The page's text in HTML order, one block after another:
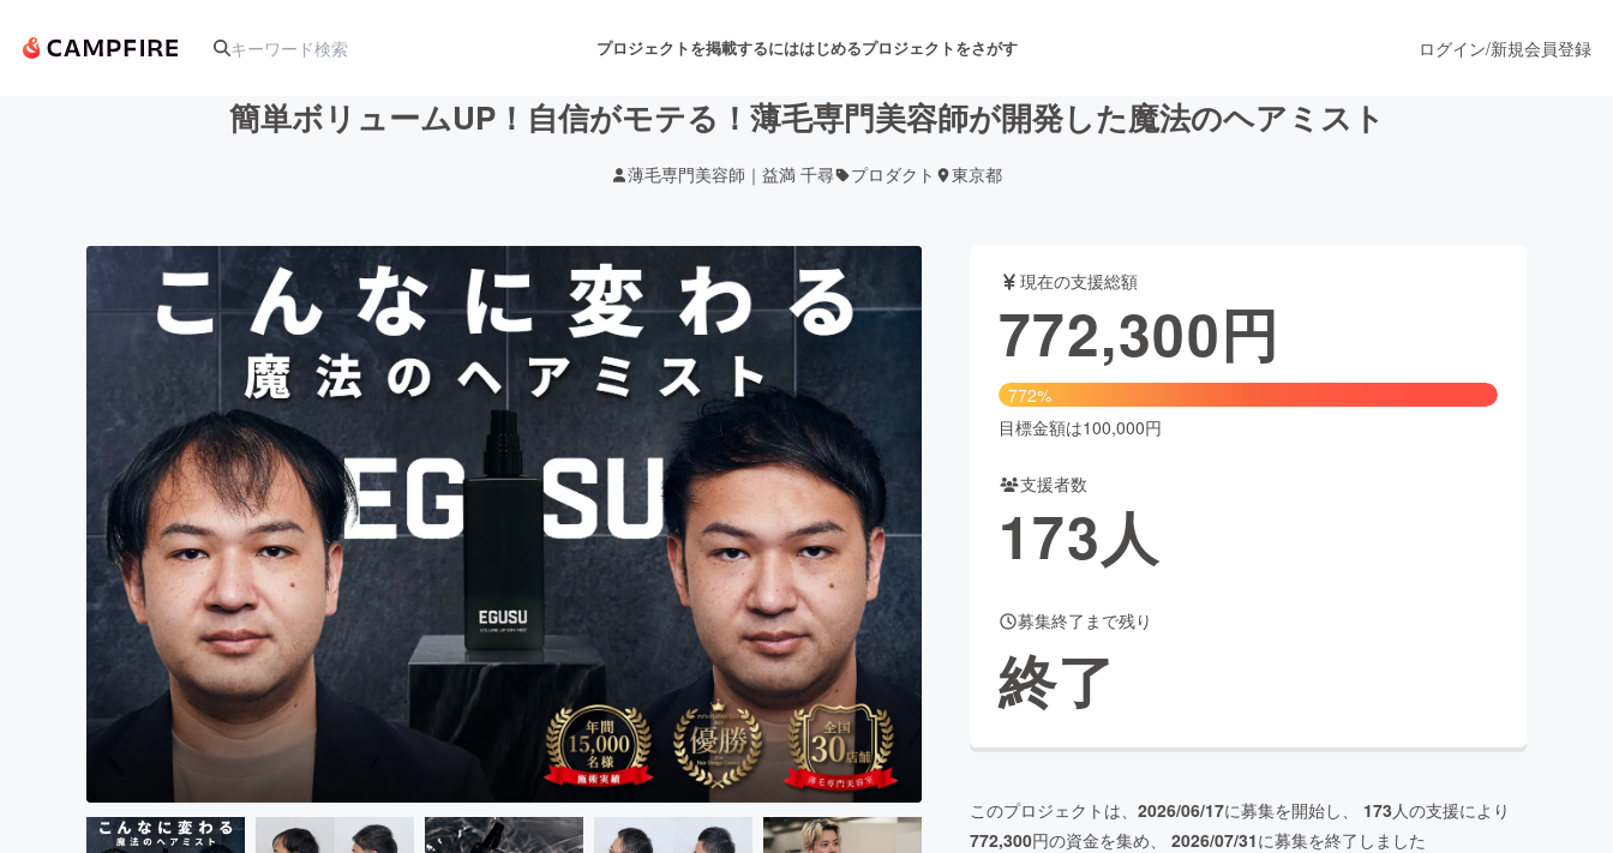
プロジェクトを掲載するにははじめるプロジェクトをさがす
アート・写真 音楽 舞台・パフォーマンス
テクノロジー・ガジェット ゲーム・サービス開発 ファッション
映像・映画
ビジネス・起業 チャレンジ ビューティー・ヘルスケア
まちづくり・地域活性化
CAMPFIRE for Social Good CAMPFIRE Creation
CAMPFIREふるさと納税machi-ya
ログイン/新規会員登録
簡単ボリュームUP！自信がモテる！薄毛専門美容師が開発した魔法のヘアミスト
薄毛専門美容師｜益満 千尋 プロダクト 東京都
現在の支援総額
772,300円
772%
目標金額は100,000円
支援者数
173人
募集終了まで残り
終了
このプロジェクトは、 2026/06/17に募集を開始し、 173人の支援により
772,300円の資金を集め、 2026/07/31に募集を終了しました